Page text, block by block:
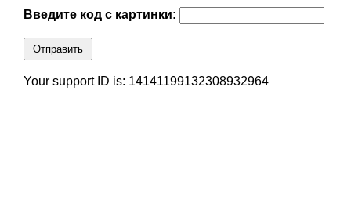
Введите код с картинки:
Отправить
Your support ID is: 14141199132308932964